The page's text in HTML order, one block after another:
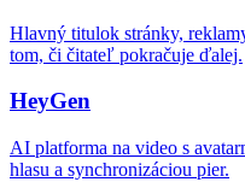
Hlavný titulok stránky,
tom, či čitateľ pokračuje ďalej.
HeyGen
AI platforma na video s
hlasu a synchronizáciou pier.